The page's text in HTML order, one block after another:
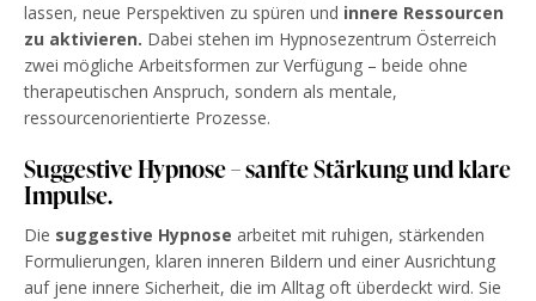
lassen, neue Perspektiven zu spüren und innere Ressourcen
zu aktivieren. Dabei stehen im Hypnosezentrum Österreich
zwei mögliche Arbeitsformen zur Verfügung – beide ohne
therapeutischen Anspruch, sondern als mentale,
ressourcenorientierte Prozesse.
Suggestive Hypnose – sanfte Stärkung und klare
Impulse.
Die suggestive Hypnose arbeitet mit ruhigen, stärkenden
Formulierungen, klaren inneren Bildern und einer Ausrichtung
auf jene innere Sicherheit, die im Alltag oft überdeckt wird. Sie